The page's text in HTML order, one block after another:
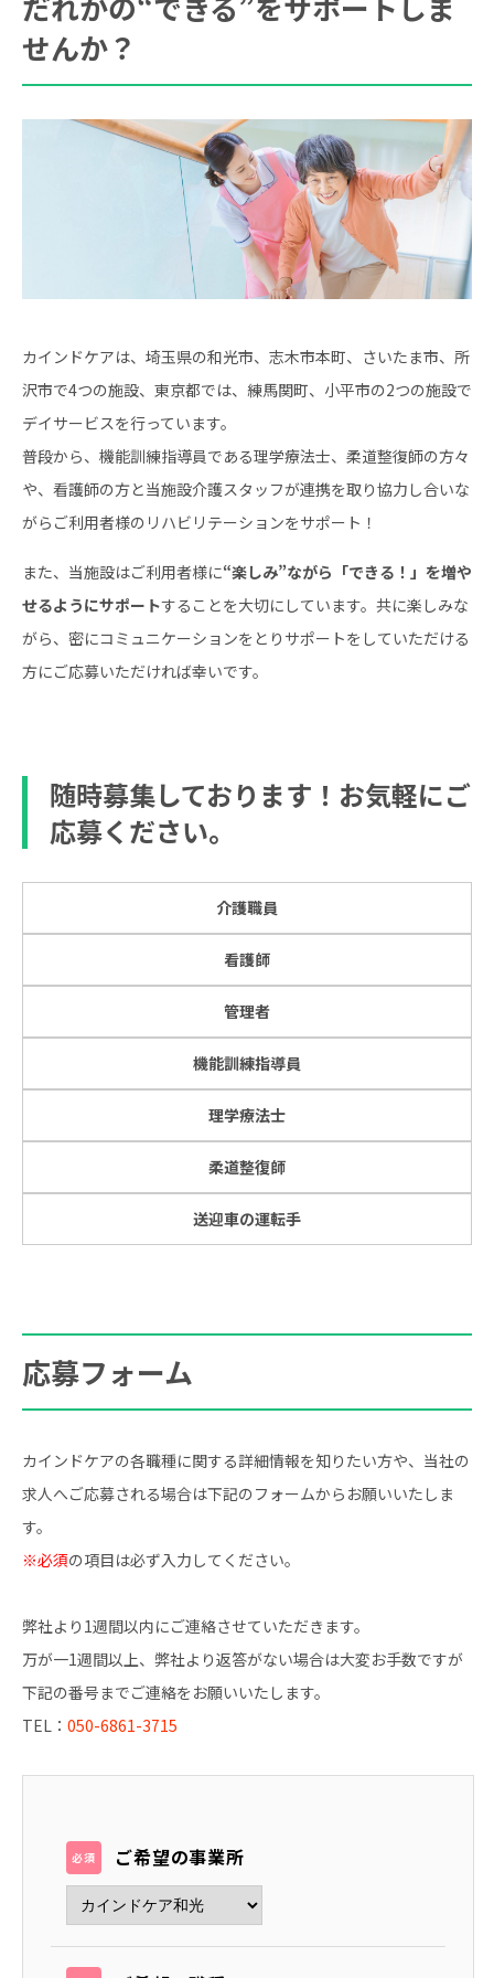
せんか？
カインドケアは、埼玉県の和光市、志木市本町、さいたま市、所
沢市で4つの施設、東京都では、練馬関町、小平市の2つの施設で
デイサービスを行っています。
普段から、機能訓練指導員である理学療法士、柔道整復師の方々
や、看護師の方と当施設介護スタッフが連携を取り協力し合いな
がらご利用者様のリハビリテーションをサポート！
また、当施設はご利用者様に“楽しみ”ながら「できる！」を増や
せるようにサポートすることを大切にしています。共に楽しみな
がら、密にコミュニケーションをとりサポートをしていただける
方にご応募いただければ幸いです。
随時募集しております！お気軽にご
応募ください。
介護職員
看護師
管理者
機能訓練指導員
理学療法士
柔道整復師
送迎車の運転手
応募フォーム
カインドケアの各職種に関する詳細情報を知りたい方や、当社の
求人へご応募される場合は下記のフォームからお願いいたしま
す。
※必須の項目は必ず入力してください。
弊社より1週間以内にご連絡させていただきます。
万が一1週間以上、弊社より返答がない場合は大変お手数ですが
下記の番号までご連絡をお願いいたします。
TEL： 050-6861-3715
必須 ご希望の事業所